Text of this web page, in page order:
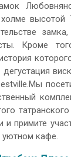
высотой
Кроме
дегустация
и примите
уютном кафе.